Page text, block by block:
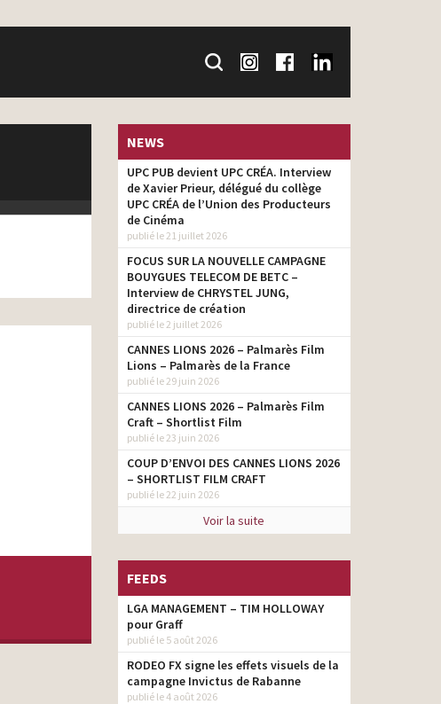
NEWS
UPC PUB devient UPC CRÉA. Interview
de Xavier Prieur, délégué du collège
UPC CRÉA de l’Union des Producteurs
de Cinéma
publié le 21 juillet 2026
FOCUS SUR LA NOUVELLE CAMPAGNE
BOUYGUES TELECOM DE BETC –
Interview de CHRYSTEL JUNG,
directrice de création
publié le 2 juillet 2026
CANNES LIONS 2026 – Palmarès Film
Lions – Palmarès de la France
publié le 29 juin 2026
CANNES LIONS 2026 – Palmarès Film
Craft – Shortlist Film
publié le 23 juin 2026
COUP D’ENVOI DES CANNES LIONS 2026
– SHORTLIST FILM CRAFT
publié le 22 juin 2026
Voir la suite
FEEDS
LGA MANAGEMENT – TIM HOLLOWAY
pour Graff
publié le 5 août 2026
RODEO FX signe les effets visuels de la
campagne Invictus de Rabanne
publié le 4 août 2026